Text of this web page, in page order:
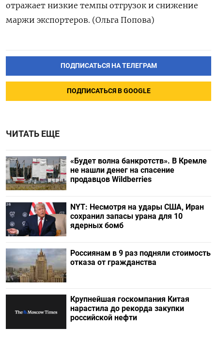
отражает низкие темпы отгрузок и снижение
маржи экспортеров. (Ольга Попова)
ПОДПИСАТЬСЯ НА ТЕЛЕГРАМ
ПОДПИСАТЬСЯ В GOOGLE
ЧИТАТЬ ЕЩЕ
«Будет волна банкротств». В Кремле
не нашли денег на спасение
продавцов Wildberries
NYT: Несмотря на удары США, Иран
сохранил запасы урана для 10
ядерных бомб
Россиянам в 9 раз подняли стоимость
отказа от гражданства
Крупнейшая госкомпания Китая
нарастила до рекорда закупки
российской нефти